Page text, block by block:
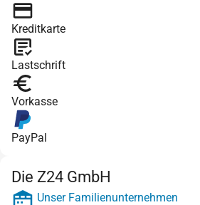
Kreditkarte
Lastschrift
Vorkasse
PayPal
Die Z24 GmbH
Unser Familienunternehmen